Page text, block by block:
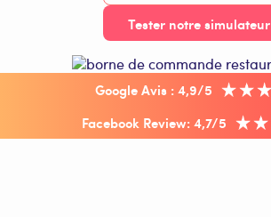
Tester notre simulateur
Google Avis : 4,9/5
Facebook Review: 4,7/5